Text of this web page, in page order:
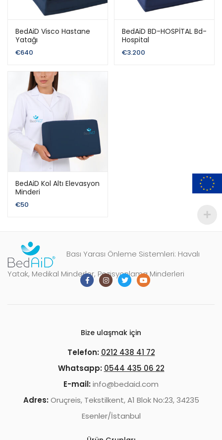
BedAiD Visco Hastane
Yatağı
€640
BedAiD BD-HOSPİTAL Bd-
Hospital
€3.200
BedAiD Kol Altı Elevasyon
Minderi
€50
Bası Yarası Önleme Sistemleri: Havalı
Yatak, Medikal Minderler, Pozisyonlama Minderleri
Bize ulaşmak için
Telefon: 0212 438 41 72
Whatsapp: 0544 435 06 22
E-mail: info@bedaid.com
Adres: Oruçreis, Tekstilkent, A1 Blok No:23, 34235
Esenler/İstanbul